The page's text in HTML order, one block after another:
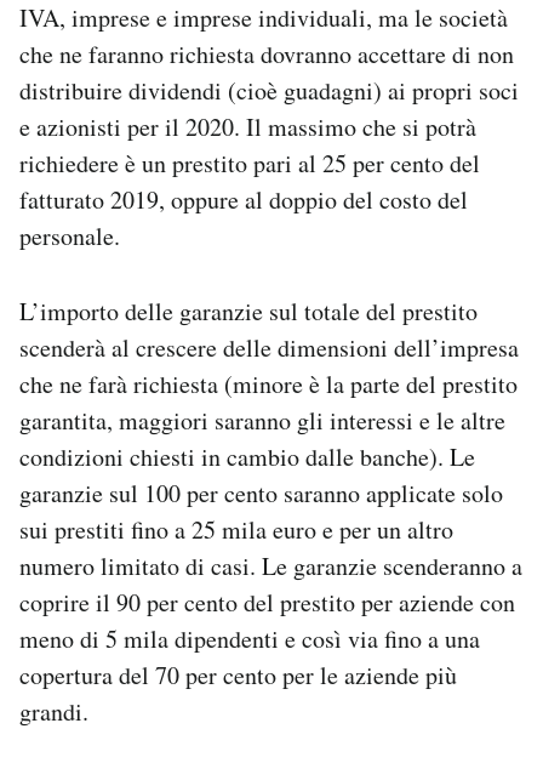
IVA, imprese e imprese individuali, ma le società
che ne faranno richiesta dovranno accettare di non
distribuire dividendi (cioè guadagni) ai propri soci
e azionisti per il 2020. Il massimo che si potrà
richiedere è un prestito pari al 25 per cento del
fatturato 2019, oppure al doppio del costo del
personale.
L’importo delle garanzie sul totale del prestito
scenderà al crescere delle dimensioni dell’impresa
che ne farà richiesta (minore è la parte del prestito
garantita, maggiori saranno gli interessi e le altre
condizioni chiesti in cambio dalle banche). Le
garanzie sul 100 per cento saranno applicate solo
sui prestiti fino a 25 mila euro e per un altro
numero limitato di casi. Le garanzie scenderanno a
coprire il 90 per cento del prestito per aziende con
meno di 5 mila dipendenti e così via fino a una
copertura del 70 per cento per le aziende più
grandi.